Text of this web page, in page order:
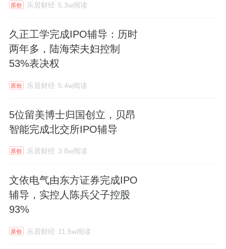
原创 乐居财经 5.3w阅读
久正工学完成IPO辅导：历时
两年多，陆海荣夫妇控制
53%表决权
原创 乐居财经 5.4w阅读
5位留美博士归国创立，贝昂
智能完成北交所IPO辅导
原创 乐居财经 3.8w阅读
文依电气由东方证券完成IPO
辅导，实控人陈兵父子控股
93%
原创 乐居财经 11.5w阅读